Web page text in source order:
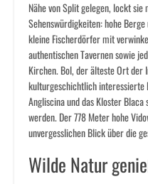
Nähe von Split gelegen, lockt sie
Sehenswürdigkeiten: hohe
kleine Fischerdörfer mit
authentischen Tavernen sowie
Kirchen. Bol, der älteste Ort der
kulturgeschichtlich interessierte
Angliscina und das Kloster
werden. Der 778 Meter hohe
unvergesslichen Blick über die
Wilde Natur